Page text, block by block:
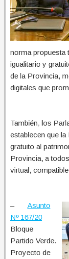
norma propuesta
igualitario y
de la Provincia,
digitales que
También, los
establecen que
gratuito al
Provincia, a
virtual,
– Asunto
Nº 167/20
Bloque
Partido Verde.
Proyecto de